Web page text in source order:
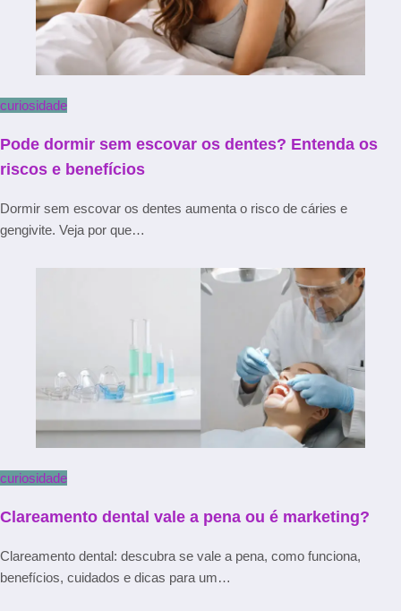
curiosidade
Pode dormir sem escovar os dentes? Entenda os
riscos e benefícios
Dormir sem escovar os dentes aumenta o risco de cáries e
gengivite. Veja por que…
curiosidade
Clareamento dental vale a pena ou é marketing?
Clareamento dental: descubra se vale a pena, como funciona,
benefícios, cuidados e dicas para um…